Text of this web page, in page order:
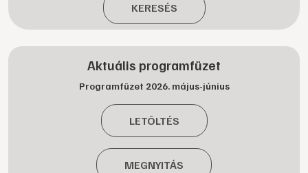
KERESÉS
Aktuális programfüzet
Programfüzet 2026. május-június
LETÖLTÉS
MEGNYITÁS